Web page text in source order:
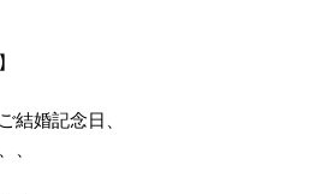
結婚記念日、
、